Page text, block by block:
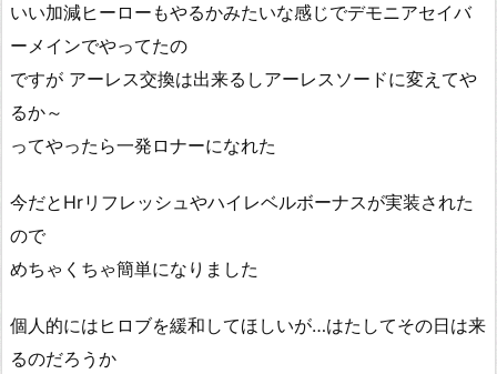
いい加減ヒーローもやるかみたいな感じでデモニアセイバ
ーメインでやってたの
ですが アーレス交換は出来るしアーレスソードに変えてや
るか～
ってやったら一発ロナーになれた
今だとHrリフレッシュやハイレベルボーナスが実装された
ので
めちゃくちゃ簡単になりました
個人的にはヒロブを緩和してほしいが…はたしてその日は来
るのだろうか